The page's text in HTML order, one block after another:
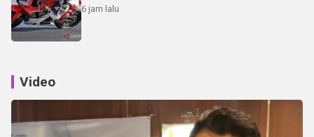
6 jam lalu
Video